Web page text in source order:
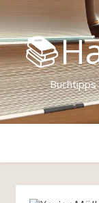
Buchtipps